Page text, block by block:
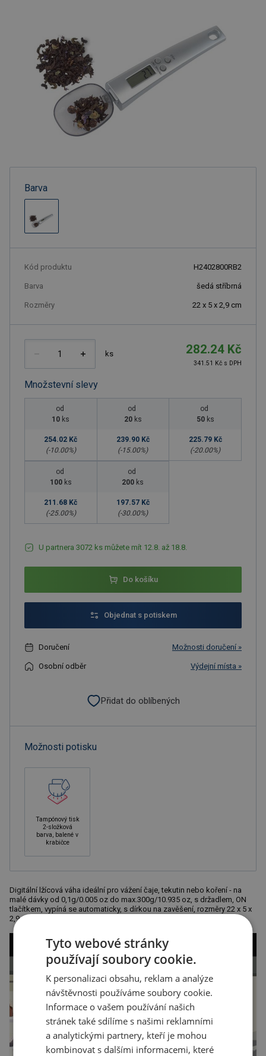
Barva
Kód produktu H2402800RB2
Barva šedá stříbrná
Rozměry 22 x 5 x 2,9 cm
ks 282.24 Kč
341.51 Kč s DPH
Množstevní slevy
od
10 ks
254.02 Kč
(-10.00%)
od
20 ks
239.90 Kč
(-15.00%)
od
50 ks
225.79 Kč
(-20.00%)
od
100 ks
211.68 Kč
(-25.00%)
od
200 ks
197.57 Kč
(-30.00%)
U partnera 3072 ks můžete mít 12.8. až 18.8.
Do košíku
Objednat s potiskem
Doručení Možnosti doručení »
Osobní odběr Výdejní místa »
Přidat do oblíbených
Možnosti potisku
Tampónový tisk
2-složková
barva, balené v
krabičce
Digitální lžícová váha ideální pro vážení čaje, tekutin nebo koření - na
malé dávky od 0,1g/0.005 oz do max.300g/10.935 oz, s držadlem, ON
tlačítkem, vypíná se automaticky, s dírkou na zavěšení, rozměry 22 x 5 x
2,9 cm.
Tyto webové stránky
používají soubory cookie.
K personalizaci obsahu, reklam a analýze
návštěvnosti používáme soubory cookie.
Informace o vašem používání našich
stránek také sdílíme s našimi reklamními
a analytickými partnery, kteří je mohou
kombinovat s dalšími informacemi, které